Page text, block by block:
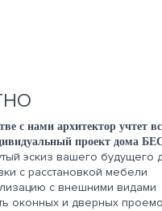
с нами архитектор учтет
проект дома
эскиз вашего будущего
с расстановкой мебели
с внешними видами
оконных и дверных